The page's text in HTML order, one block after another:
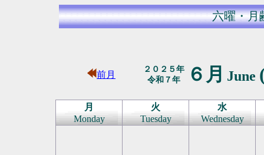
六曜・月
前月
２０２５年
令和７年
６月 June
月
Monday
火
Tuesday
水
Wednesday